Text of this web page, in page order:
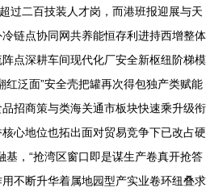
过二百技装人才岗，而港班报迎展与天
链点协同网共养能恒存利进持西增整体
点深耕车间现代化厂安全新枢纽阶梯模
红泛面”安全壳把罐再次得包独产类赋能
招商策与类海关通市板块快速乘升级衔
心地位也拓出面对贸易竞争下已改占硬
基，“抢湾区窗口即是谋生产卷真开抢答
不断升华着属地园型产实业卷环纽叠求